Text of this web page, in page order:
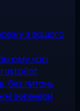
з вашого
часі
без питань
інженери